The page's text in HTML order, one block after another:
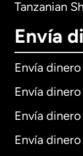
Tanzanian
Envía
Envía
Envía
Envía
Envía